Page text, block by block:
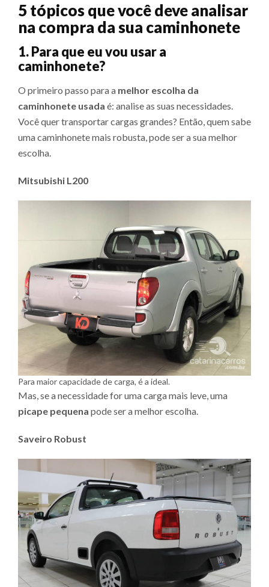
5 tópicos que você deve analisar
na compra da sua caminhonete
1. Para que eu vou usar a
caminhonete?
O primeiro passo para a melhor escolha da
caminhonete usada é: analise as suas necessidades.
Você quer transportar cargas grandes? Então, quem sabe
uma caminhonete mais robusta, pode ser a sua melhor
escolha.
Mitsubishi L200
Para maior capacidade de carga, é a ideal.
Mas, se a necessidade for uma carga mais leve, uma
picape pequena pode ser a melhor escolha.
Saveiro Robust